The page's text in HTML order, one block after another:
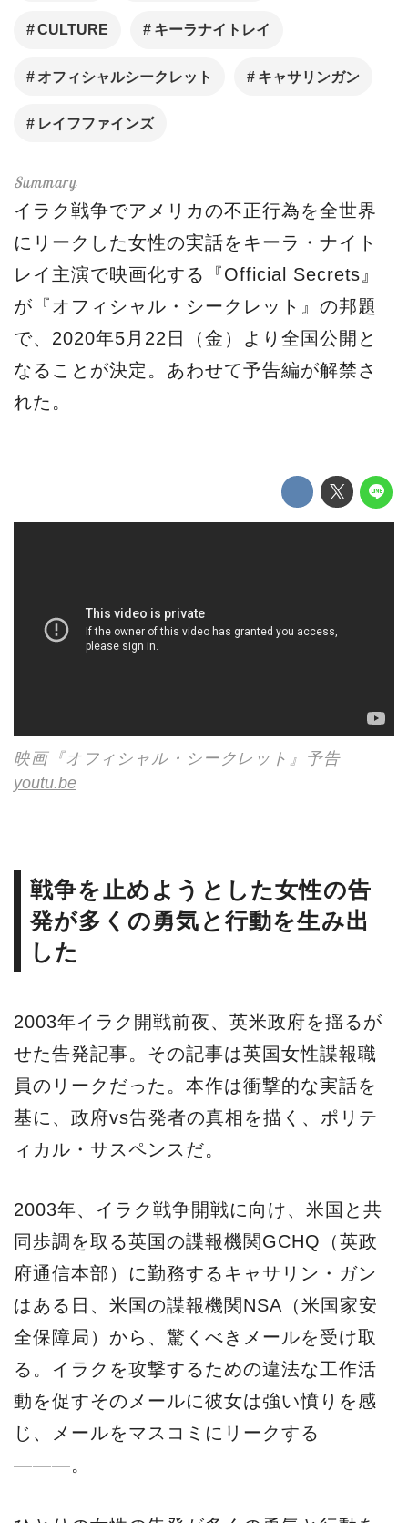
CULTURE キーラナイトレイ
オフィシャルシークレット キャサリンガン
レイフファインズ
イラク戦争でアメリカの不正行為を全世界
にリークした女性の実話をキーラ・ナイト
レイ主演で映画化する『Official Secrets』
が『オフィシャル・シークレット』の邦題
で、2020年5月22日（金）より全国公開と
なることが決定。あわせて予告編が解禁さ
れた。
映画『オフィシャル・シークレット』予告
youtu.be
戦争を止めようとした女性の告
発が多くの勇気と行動を生み出
した
2003年イラク開戦前夜、英米政府を揺るが
せた告発記事。その記事は英国女性諜報職
員のリークだった。本作は衝撃的な実話を
基に、政府vs告発者の真相を描く、ポリテ
ィカル・サスペンスだ。
2003年、イラク戦争開戦に向け、米国と共
同歩調を取る英国の諜報機関GCHQ（英政
府通信本部）に勤務するキャサリン・ガン
はある日、米国の諜報機関NSA（米国家安
全保障局）から、驚くべきメールを受け取
る。イラクを攻撃するための違法な工作活
動を促すそのメールに彼女は強い憤りを感
じ、メールをマスコミにリークする
―――。